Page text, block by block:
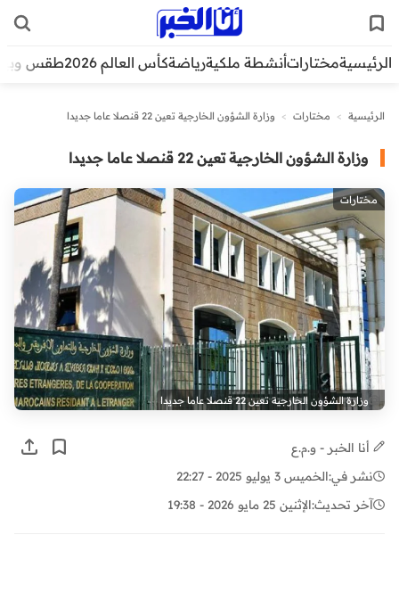
الرئيسيةمختاراتأنشطة ملكيةرياضةكأس العالم 2026 طقس
الرئيسية > مختارات > وزارة الشؤون الخارجية تعين 22 قنصلا عاما جديدا
وزارة الشؤون الخارجية تعين 22 قنصلا عاما جديدا
مختارات
وزارة الشؤون الخارجية تعين 22 قنصلا عاما جديدا
أنا الخبر - و.م.ع
نشر في:الخميس 3 يوليو 2025 - 22:27
آخر تحديث:الإثنين 25 مايو 2026 - 19:38